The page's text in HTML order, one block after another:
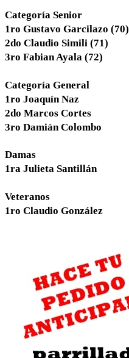
Categoría Senior
1ro Gustavo Garcilazo (70)
2do Claudio Simili (71)
3ro Fabian Ayala (72)
Categoría General
1ro Joaquín Naz
2do Marcos Cortes
3ro Damián Colombo
Damas
1ra Julieta Santillán
Veteranos
1ro Claudio González